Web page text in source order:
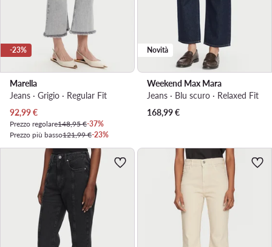
-23%
Marella
Jeans · Grigio · Regular Fit
Prezzo attuale
92,99€
Prezzo regolare148,95 €-37%
Prezzo più basso121,99 €-23%
Novità
Weekend Max Mara
Jeans · Blu scuro · Relaxed Fit
168,99€